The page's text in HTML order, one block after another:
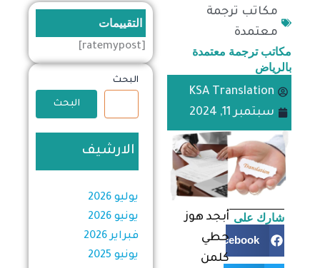
مكاتب ترجمة
معتمدة
مكاتب ترجمة معتمدة
بالرياض
KSA Translation
سبتمبر 11, 2024
شارك على
Facebook
أبجد هوز
حطي
كلمن
التقييمات
[ratemypost]
البحث
البحث
الارشيف
يوليو 2026
يونيو 2026
فبراير 2026
يونيو 2025